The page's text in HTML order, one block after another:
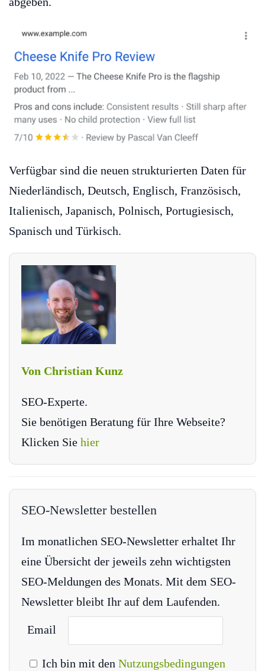
Verfügbar sind die neuen strukturierten Daten für
Niederländisch, Deutsch, Englisch, Französisch,
Italienisch, Japanisch, Polnisch, Portugiesisch,
Spanisch und Türkisch.
Von Christian Kunz
SEO-Experte.
Sie benötigen Beratung für Ihre Webseite?
Klicken Sie hier
SEO-Newsletter bestellen
Im monatlichen SEO-Newsletter erhaltet Ihr
eine Übersicht der jeweils zehn wichtigsten
SEO-Meldungen des Monats. Mit dem SEO-
Newsletter bleibt Ihr auf dem Laufenden.
Email
Ich bin mit den Nutzungsbedingungen